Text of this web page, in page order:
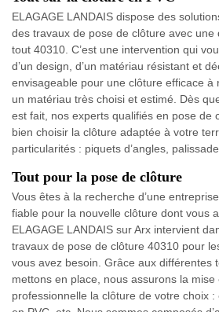
ELAGAGE LANDAIS dispose des
des travaux de pose de clôture avec une
tout 40310. C’est une intervention qui
d’un design, d’un matériau résistant et
envisageable pour une clôture efficace à
un matériau très choisi et estimé. Dès
est fait, nos experts qualifiés en pose de
bien choisir la clôture adaptée à votre
particularités : piquets d’angles,
Tout pour la pose de clôture
Vous êtes à la recherche d’une
fiable pour la nouvelle clôture dont vous
ELAGAGE LANDAIS sur Arx intervient
travaux de pose de clôture 40310 pour
vous avez besoin. Grâce aux différentes
mettons en place, nous assurons la
professionnelle la clôture de votre choix